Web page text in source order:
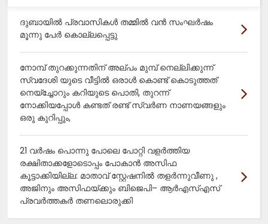
ദുബായിൽ പ്രവാസികൾ തമ്മിൽ വൻ സംഘർഷം
മൂന്നു പേർ കൊല്ലപ്പെട്ടു
നോമ്പ് തുറക്കുന്നതിന് അല്പം മുമ്പ് നെല്ലിക്കുന്ന്
സ്വദേശി യുടെ വീട്ടിൽ ഒരാൾ കൊണ്ട് കൊടുത്തത്
നെയ്ച്ചോറും കറിയുടെ പൊതി, തുറന്ന്
നോക്കിയപ്പോൾ കണ്ടത് രണ്ട് സ്വർണ നാണയങ്ങളും
ഒരു കുറിപ്പും,
21 വർഷം പൊന്നു പോലെ പോറ്റി വളർത്തിയ
രക്ഷിതാക്കളോടൊപ്പം പോകാൻ അസിഫ
കൂട്ടാക്കിയില്ല: മാതാവ് സ്റ്റേഷനിൽ തളർന്നുവീണു ,
അജിനും അസിഫയ്ക്കും ബിജെപി– ആർഎസ്എസ്
പ്രവർത്തകർ തണലൊരുക്കി